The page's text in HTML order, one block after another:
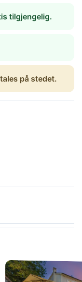
tilgjengelig.
på stedet.